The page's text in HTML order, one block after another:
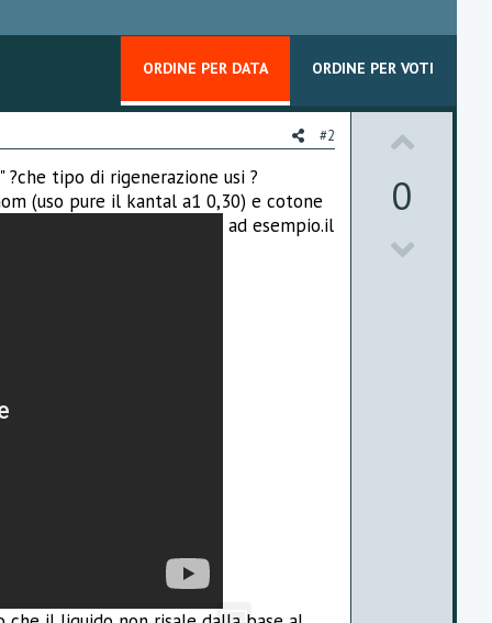
ORDINE PER DATA ORDINE PER VOTI
#2
tipo di rigenerazione usi ?
(uso pure il kantal a1 0,30) e cotone
ad esempio.il
0